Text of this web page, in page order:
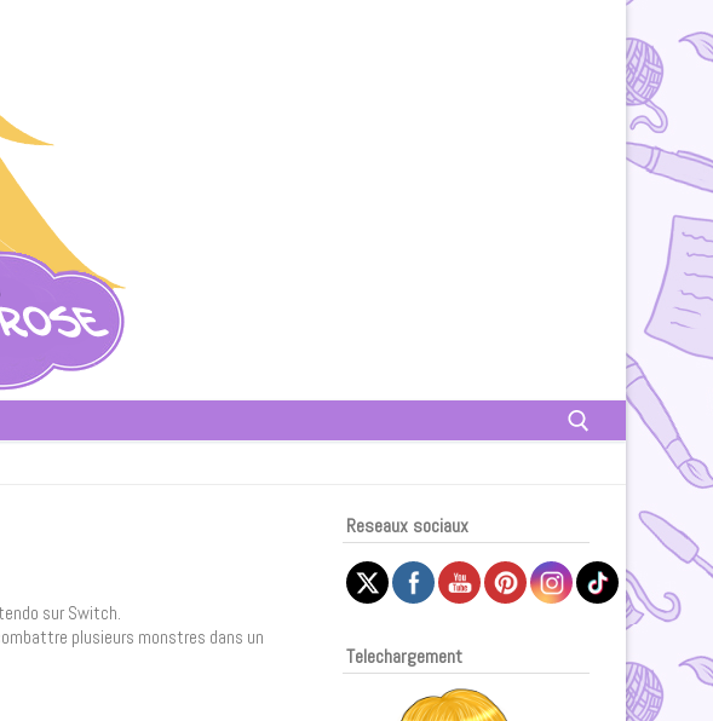
sur Switch.
plusieurs monstres dans un
Reseaux sociaux
Telechargement